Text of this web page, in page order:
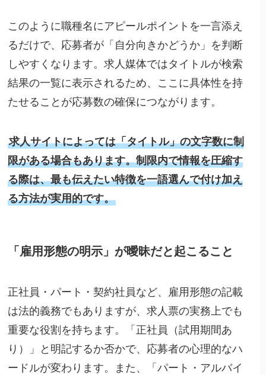
このように職種名にアピールポイントを一言添え
るだけで、応募者が「自分向きかどうか」を判断
しやすくなります。求人媒体ではタイトルが検索
結果の一覧に表示されるため、ここに具体性を持
たせることが応募数の確保につながります。
求人サイトによっては「タイトル」の文字数に制
限がある場合もあります。制限内で情報を圧縮す
る際は、最も伝えたい特徴を一語選んで付け加え
る方法が実用的です。
「雇用形態の明示」が曖昧だと起こること
正社員・パート・契約社員など、雇用形態の記載
は法的義務でもありますが、求人票の実務上でも
重要な役割を持ちます。「正社員（試用期間あ
り）」と明記するか否かで、応募者の心理的なハ
ードルが変わります。また、「パート・アルバイ